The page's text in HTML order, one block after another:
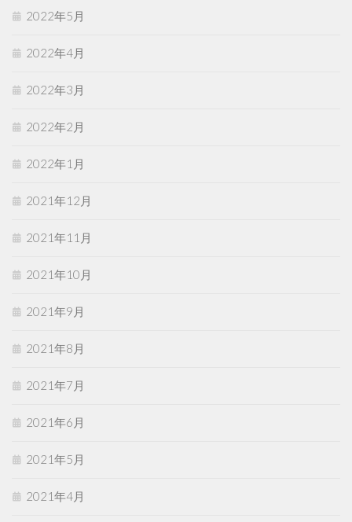
2022年5月
2022年4月
2022年3月
2022年2月
2022年1月
2021年12月
2021年11月
2021年10月
2021年9月
2021年8月
2021年7月
2021年6月
2021年5月
2021年4月